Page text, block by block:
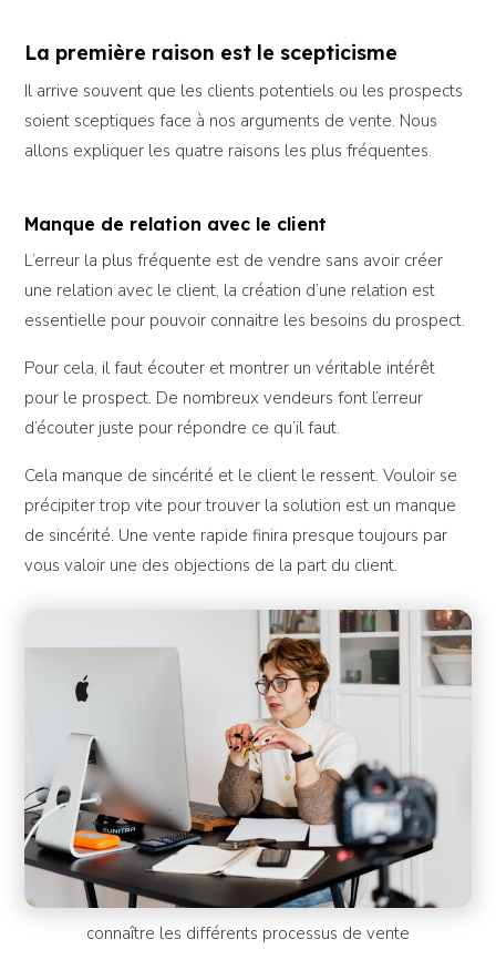
La première raison est le scepticisme
Il arrive souvent que les clients potentiels ou les prospects
soient sceptiques face à nos arguments de vente. Nous
allons expliquer les quatre raisons les plus fréquentes.
Manque de relation avec le client
L’erreur la plus fréquente est de vendre sans avoir créer
une relation avec le client, la création d’une relation est
essentielle pour pouvoir connaitre les besoins du prospect.
Pour cela, il faut écouter et montrer un véritable intérêt
pour le prospect. De nombreux vendeurs font l’erreur
d’écouter juste pour répondre ce qu’il faut.
Cela manque de sincérité et le client le ressent. Vouloir se
précipiter trop vite pour trouver la solution est un manque
de sincérité. Une vente rapide finira presque toujours par
vous valoir une des objections de la part du client.
connaître les différents processus de vente